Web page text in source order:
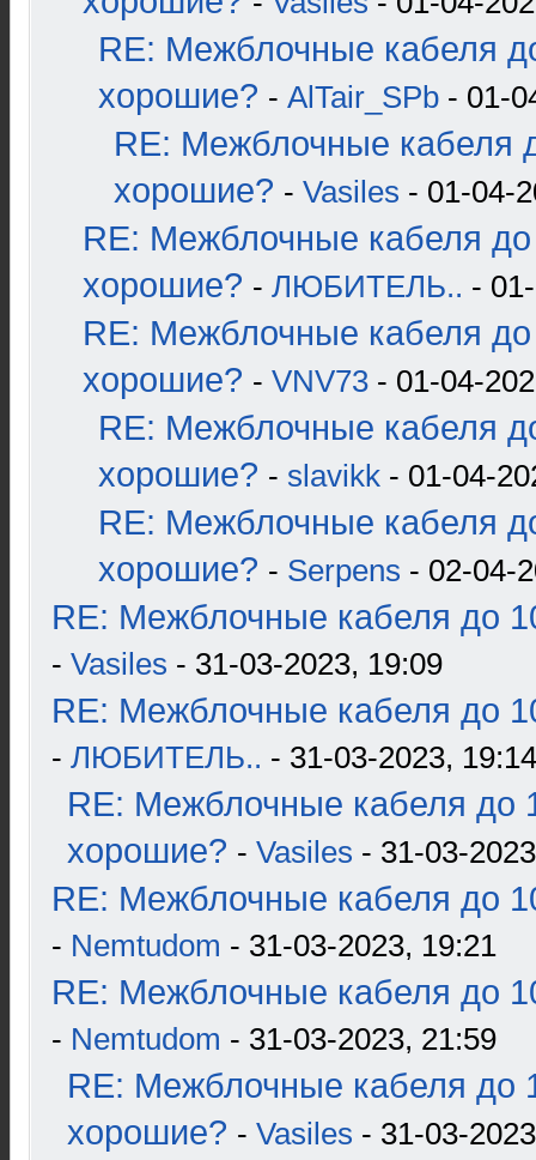
RE: Межблочные кабеля
хорошие? - AlTair_SPb - 01-
RE: Межблочные кабеля
хорошие? - Vasiles - 01-04-
RE: Межблочные кабеля до
хорошие? - ЛЮБИТЕЛЬ.. -
RE: Межблочные кабеля до
хорошие? - VNV73 - 01-04-
RE: Межблочные кабеля
хорошие? - slavikk - 01-04-
RE: Межблочные кабеля
хорошие? - Serpens - 02-04-
RE: Межблочные кабеля до
- Vasiles - 31-03-2023, 19:09
RE: Межблочные кабеля до
- ЛЮБИТЕЛЬ.. - 31-03-2023, 19:14
RE: Межблочные кабеля до
хорошие? - Vasiles - 31-03-
RE: Межблочные кабеля до
- Nemtudom - 31-03-2023, 19:21
RE: Межблочные кабеля до
- Nemtudom - 31-03-2023, 21:59
RE: Межблочные кабеля до
хорошие? - Vasiles - 31-03-